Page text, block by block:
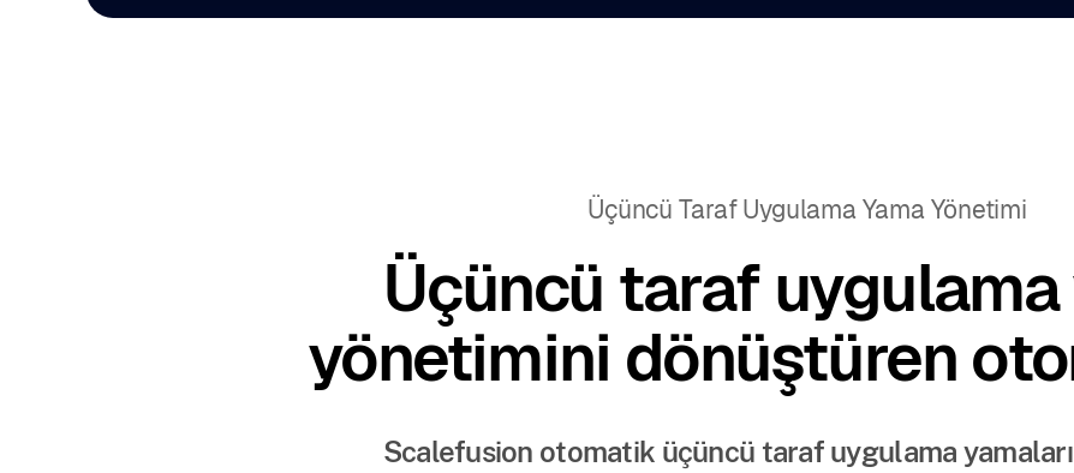
Üçüncü Taraf Uygulama Yama Yönetimi
Üçüncü taraf
yönetimini dönüştüren
Scalefusion otomatik üçüncü taraf uygulama